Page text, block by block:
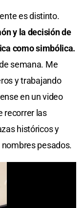
es distinto.
y la decisión de
como simbólica.
semana. Me
y trabajando
en un video
recorrer las
históricos y
pesados.